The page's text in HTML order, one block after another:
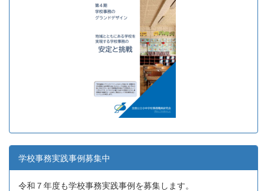
学校事務実践事例募集中
令和７年度も学校事務実践事例を募集します。